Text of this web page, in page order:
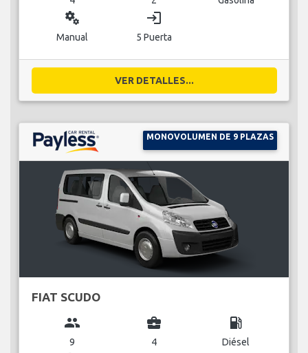
miscellaneous_services
Manual
login
5 Puerta
VER DETALLES...
MONOVOLUMEN DE 9 PLAZAS
FIAT SCUDO
group
9
business_center
4
local_gas_station
Diésel